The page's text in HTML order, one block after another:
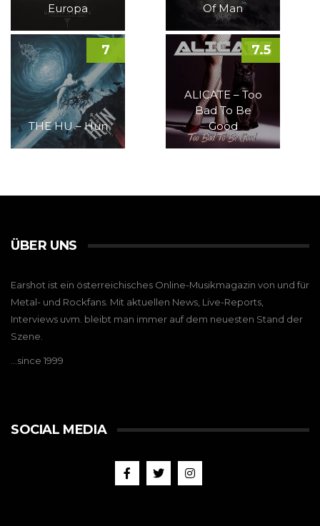
Europa
Of Man
THE HU – Hun
7
ALICATE – Too
Bad To Be
Good
7.5
ÜBER UNS
Earshot ist ein österreichisches Online-Musikmagazin von und für
Metal- und Rockfans. Mit aktuellen News, Live-Reports,
Interviews uvm. bleibt man immer auf dem neuesten Stand der
Szene.
…since 1999
SOCIAL MEDIA